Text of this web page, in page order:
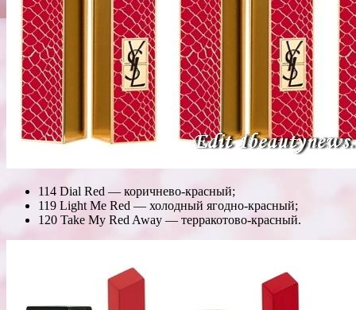
114 Dial Red — коричнево-красный;
119 Light Me Red — холодный ягодно-красный;
120 Take My Red Away — терракотово-красный.